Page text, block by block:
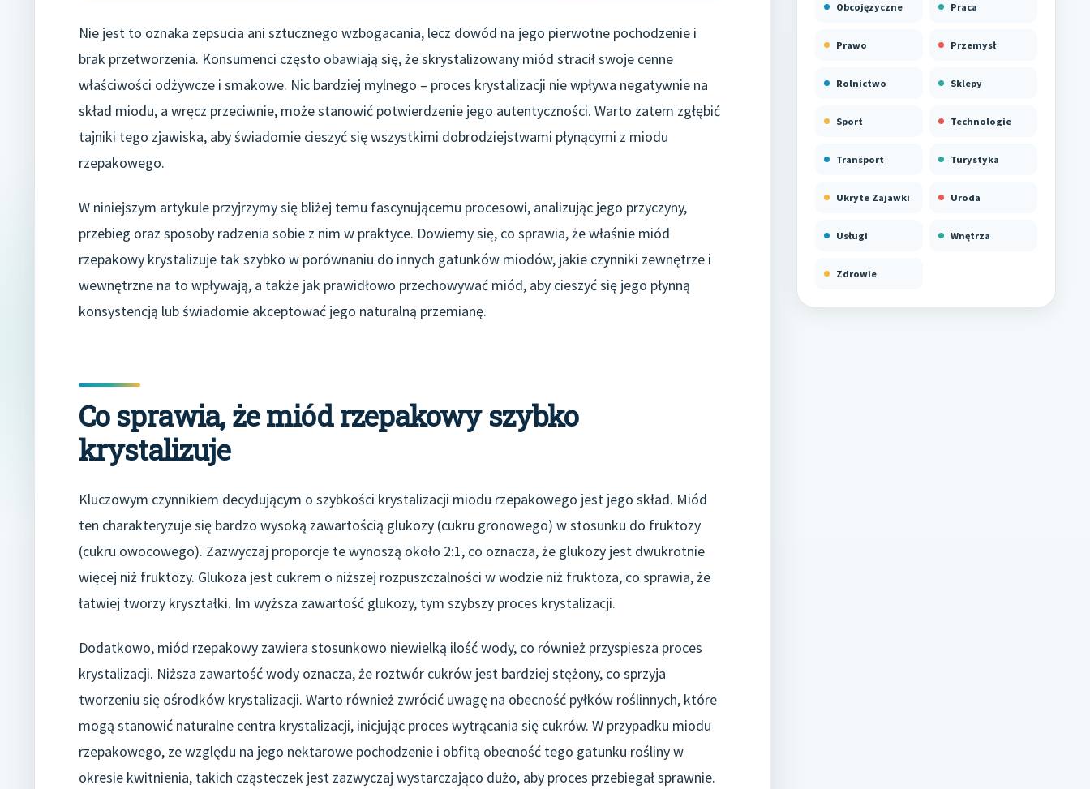
Nie jest to oznaka zepsucia ani sztucznego wzbogacania, lecz dowód na jego pierwotne pochodzenie i
brak przetworzenia. Konsumenci często obawiają się, że skrystalizowany miód stracił swoje cenne
właściwości odżywcze i smakowe. Nic bardziej mylnego – proces krystalizacji nie wpływa negatywnie na
skład miodu, a wręcz przeciwnie, może stanowić potwierdzenie jego autentyczności. Warto zatem zgłębić
tajniki tego zjawiska, aby świadomie cieszyć się wszystkimi dobrodziejstwami płynącymi z miodu
rzepakowego.
W niniejszym artykule przyjrzymy się bliżej temu fascynującemu procesowi, analizując jego przyczyny,
przebieg oraz sposoby radzenia sobie z nim w praktyce. Dowiemy się, co sprawia, że właśnie miód
rzepakowy krystalizuje tak szybko w porównaniu do innych gatunków miodów, jakie czynniki zewnętrze i
wewnętrzne na to wpływają, a także jak prawidłowo przechowywać miód, aby cieszyć się jego płynną
konsystencją lub świadomie akceptować jego naturalną przemianę.
Co sprawia, że miód rzepakowy szybko
krystalizuje
Kluczowym czynnikiem decydującym o szybkości krystalizacji miodu rzepakowego jest jego skład. Miód
ten charakteryzuje się bardzo wysoką zawartością glukozy (cukru gronowego) w stosunku do fruktozy
(cukru owocowego). Zazwyczaj proporcje te wynoszą około 2:1, co oznacza, że glukozy jest dwukrotnie
więcej niż fruktozy. Glukoza jest cukrem o niższej rozpuszczalności w wodzie niż fruktoza, co sprawia, że
łatwiej tworzy kryształki. Im wyższa zawartość glukozy, tym szybszy proces krystalizacji.
Dodatkowo, miód rzepakowy zawiera stosunkowo niewielką ilość wody, co również przyspiesza proces
krystalizacji. Niższa zawartość wody oznacza, że roztwór cukrów jest bardziej stężony, co sprzyja
tworzeniu się ośrodków krystalizacji. Warto również zwrócić uwagę na obecność pyłków roślinnych, które
mogą stanowić naturalne centra krystalizacji, inicjując proces wytrącania się cukrów. W przypadku miodu
rzepakowego, ze względu na jego nektarowe pochodzenie i obfitą obecność tego gatunku rośliny w
okresie kwitnienia, takich cząsteczek jest zazwyczaj wystarczająco dużo, aby proces przebiegał sprawnie.
Obcojęzyczne Praca
Prawo Przemysł
Rolnictwo Sklepy
Sport Technologie
Transport Turystyka
Ukryte Zajawki Uroda
Usługi Wnętrza
Zdrowie